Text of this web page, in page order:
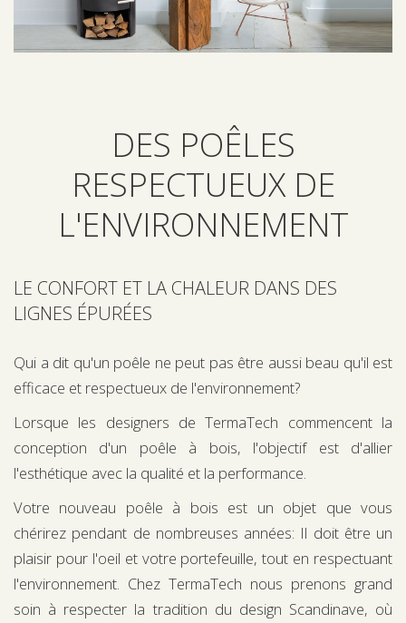
DES POÊLES
RESPECTUEUX DE
L'ENVIRONNEMENT
LE CONFORT ET LA CHALEUR DANS DES
LIGNES ÉPURÉES
Qui a dit qu'un poêle ne peut pas être aussi beau qu'il est
efficace et respectueux de l'environnement?
Lorsque les designers de TermaTech commencent la
conception d'un poêle à bois, l'objectif est d'allier
l'esthétique avec la qualité et la performance.
Votre nouveau poêle à bois est un objet que vous
chérirez pendant de nombreuses années: Il doit être un
plaisir pour l'oeil et votre portefeuille, tout en respectuant
l'environnement. Chez TermaTech nous prenons grand
soin à respecter la tradition du design Scandinave, où